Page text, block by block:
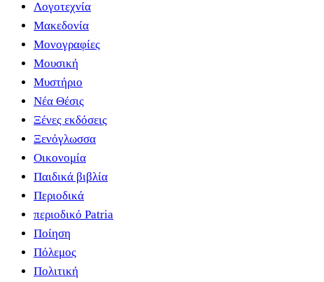
Λογοτεχνία
Μακεδονία
Μονογραφίες
Μουσική
Μυστήριο
Νέα Θέσις
Ξένες εκδόσεις
Ξενόγλωσσα
Οικονομία
Παιδικά βιβλία
Περιοδικά
περιοδικό Patria
Ποίηση
Πόλεμος
Πολιτική